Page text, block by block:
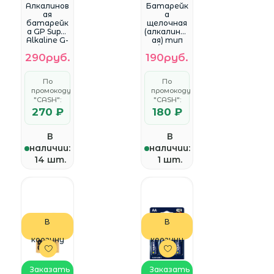
WhatsApp
Алкалинов
ая
батарейк
а GP Super
Alkaline G-
Крона - 1
шт. на
блистере
(1 шт.)
290руб.
По
промокоду
"CASH":
270 ₽
В
наличии:
14 шт.
WhatsApp
Батарейк
a
щелочная
(алкалинов
ая) тип
Super (
2шт в
блистере)
190руб.
По
промокоду
"CASH":
180 ₽
В
наличии:
1 шт.
В
корзину
Заказать
В
корзину
Заказать